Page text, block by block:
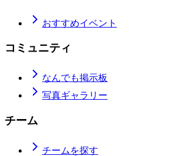
おすすめイベント
コミュニティ
なんでも掲示板
写真ギャラリー
チーム
チームを探す